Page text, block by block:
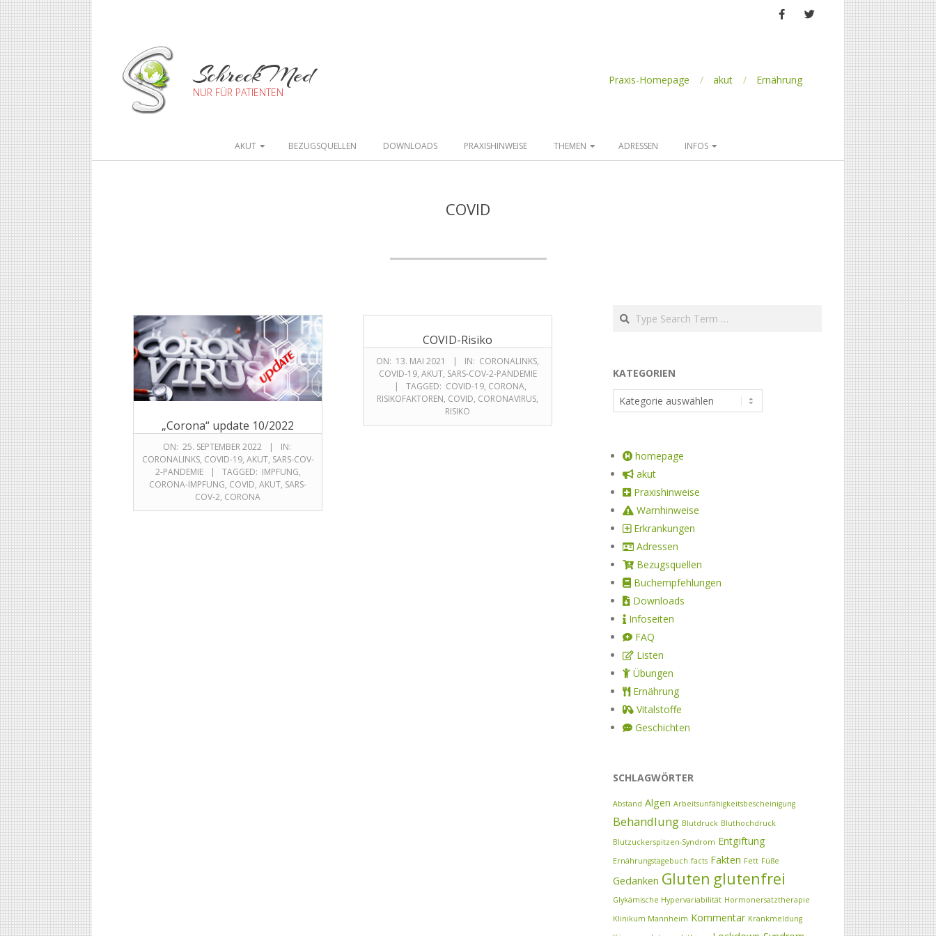
SchreckMed
NUR FÜR PATIENTEN
Praxis-Homepage akut Ernährung
AKUT BEZUGSQUELLEN DOWNLOADS PRAXISHINWEISE THEMEN ADRESSEN INFOS
COVID
„Corona“ update 10/2022
ON: 25. SEPTEMBER 2022
IN:
CORONALINKS, COVID-19, AKUT, SARS-COV-
2-PANDEMIE
TAGGED: IMPFUNG,
CORONA-IMPFUNG, COVID, AKUT, SARS-
COV-2, CORONA
COVID-Risiko
ON: 13. MAI 2021 IN: CORONALINKS,
COVID-19, AKUT, SARS-COV-2-PANDEMIE
TAGGED: COVID-19, CORONA,
RISIKOFAKTOREN, COVID, CORONAVIRUS,
RISIKO
KATEGORIEN
homepage
akut
Praxishinweise
Warnhinweise
Erkrankungen
Adressen
Bezugsquellen
Buchempfehlungen
Downloads
Infoseiten
FAQ
Listen
Übungen
Ernährung
Vitalstoffe
Geschichten
SCHLAGWÖRTER
Abstand Algen Arbeitsunfähigkeitsbescheinigung
Behandlung Blutdruck Bluthochdruck
Blutzuckerspitzen-Syndrom Entgiftung
Ernährungstagebuch facts Fakten Fett Füße
Gedanken Gluten glutenfrei
Glykämische Hypervariabilität Hormonersatztherapie
Klinikum Mannheim Kommentar Krankmeldung